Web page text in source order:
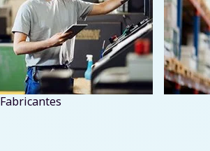
Fabricantes